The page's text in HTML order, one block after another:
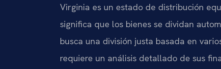
Virginia es un estado de distribución
significa que los bienes se dividan
busca una división justa basada en
requiere un análisis detallado de sus